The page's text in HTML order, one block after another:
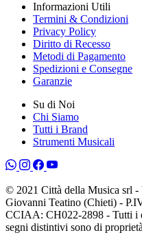
Informazioni Utili
Termini & Condizioni
Privacy Policy
Diritto di Recesso
Metodi di Pagamento
Spedizioni e Consegne
Garanzie
Su di Noi
Chi Siamo
Tutti i Brand
Strumenti Musicali
© 2021 Città della Musica srl
Giovanni Teatino (Chieti) -
CCIAA: CH022-2898 - Tutti i
segni distintivi sono di